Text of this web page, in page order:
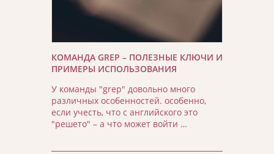
КОМАНДА GREP – ПОЛЕЗНЫЕ КЛЮЧИ И
ПРИМЕРЫ ИСПОЛЬЗОВАНИЯ
У команды "grep" довольно много
различных особенностей. особенно,
если учесть, что с английского это
"решето" – а что может войти …